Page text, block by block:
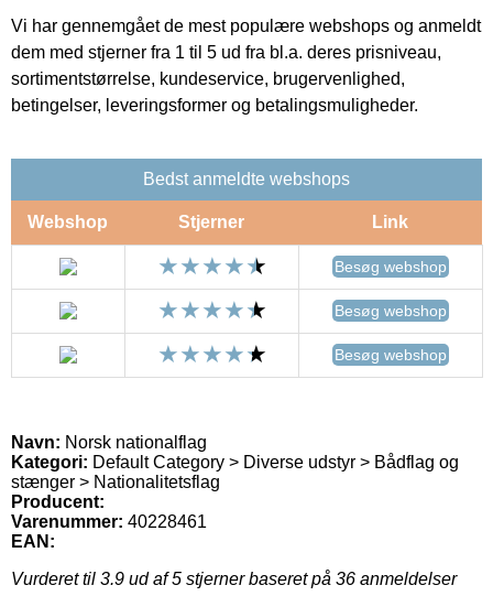
Vi har gennemgået de mest populære webshops og anmeldt
dem med stjerner fra 1 til 5 ud fra bl.a. deres prisniveau,
sortimentstørrelse, kundeservice, brugervenlighed,
betingelser, leveringsformer og betalingsmuligheder.
Bedst anmeldte webshops
Webshop Stjerner Link
Besøg webshop
Besøg webshop
Besøg webshop
Navn: Norsk nationalflag
Kategori: Default Category > Diverse udstyr > Bådflag og
stænger > Nationalitetsflag
Producent:
Varenummer: 40228461
EAN:
Vurderet til 3.9 ud af 5 stjerner baseret på 36 anmeldelser